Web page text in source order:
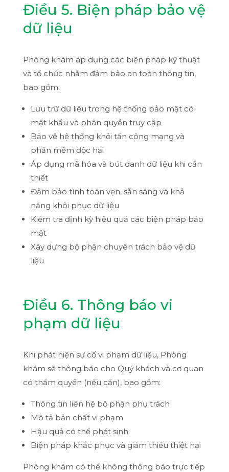
Điều 5. Biện pháp bảo vệ
dữ liệu
Phòng khám áp dụng các biện pháp kỹ thuật
và tổ chức nhằm đảm bảo an toàn thông tin,
bao gồm:
Lưu trữ dữ liệu trong hệ thống bảo mật có
mật khẩu và phân quyền truy cập
Bảo vệ hệ thống khỏi tấn công mạng và
phần mềm độc hại
Áp dụng mã hóa và bút danh dữ liệu khi cần
thiết
Đảm bảo tính toàn vẹn, sẵn sàng và khả
năng khôi phục dữ liệu
Kiểm tra định kỳ hiệu quả các biện pháp bảo
mật
Xây dựng bộ phận chuyên trách bảo vệ dữ
liệu
Điều 6. Thông báo vi
phạm dữ liệu
Khi phát hiện sự cố vi phạm dữ liệu, Phòng
khám sẽ thông báo cho Quý khách và cơ quan
có thẩm quyền (nếu cần), bao gồm:
Thông tin liên hệ bộ phận phụ trách
Mô tả bản chất vi phạm
Hậu quả có thể phát sinh
Biện pháp khắc phục và giảm thiểu thiệt hại
Phòng khám có thể không thông báo trực tiếp